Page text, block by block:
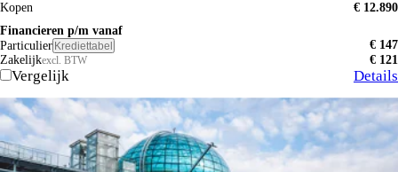
Kopen
€ 12.890
Financieren p/m vanaf
Particulier Krediettabel
€ 147
Zakelijkexcl. BTW € 121
Vergelijk Details